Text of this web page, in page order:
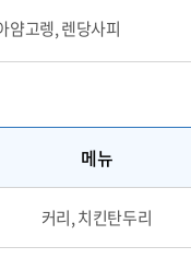
얌고렝, 렌당사피
메뉴
커리, 치킨탄두리